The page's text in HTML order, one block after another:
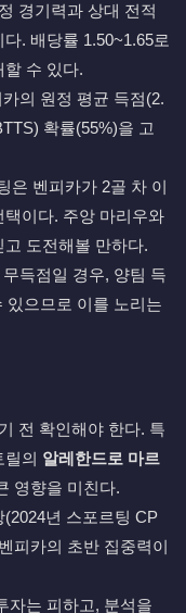
경기력과 상대 전적
. 배당률 1.50~1.65로
할 수 있다.
의 원정 평균 득점(2.
확률(55%)을 고
은 벤피카가 2골 차 이
이다. 주앙 마리우와
도전해볼 만하다.
득점일 경우, 양팀 득
있으므로 이를 노리는
전 확인해야 한다. 특
릴의 알레한드로 마르
영향을 미친다.
년 스포르팅 CP
피카의 초반 집중력이
자는 피하고, 분석을